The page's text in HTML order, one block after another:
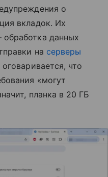
о
вкладок. Их
данных
на серверы
что
«могут
планка в 20 ГБ